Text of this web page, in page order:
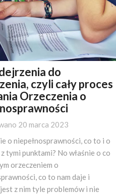
do
czyli cały proces
Orzeczenia o
20 marca 2023
o niepełnosprawności, co to i o
tymi punktami? No właśnie o co
orzeczeniem o
co to nam daje i
z nim tyle problemów i nie